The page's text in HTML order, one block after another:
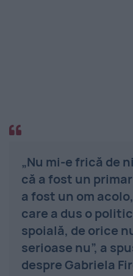
„Nu mi-e frică de
că a fost un
a fost un om
care a dus o
spoială, de orice
serioase nu”, a
despre Gabriela